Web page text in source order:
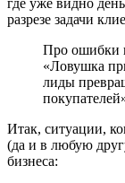
где уже видно
разрезе задачи
Про ошибки в
«Ловушка
лиды
Итак, ситуации,
(да и в любую
бизнеса: